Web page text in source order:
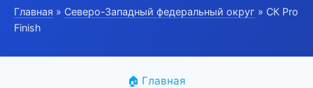
Главная » Северо-Западный федеральный округ » СК Pro
Finish
🏠 Главная